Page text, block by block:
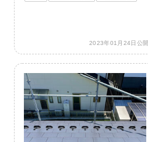
2023年01月24日公開